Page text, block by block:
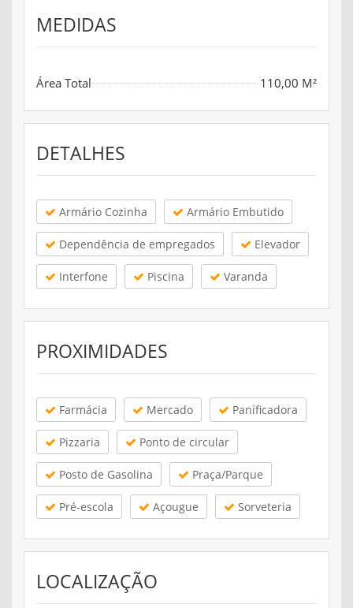
MEDIDAS
Área Total 110,00 M²
DETALHES
Armário Cozinha Armário Embutido
Dependência de empregados Elevador
Interfone Piscina Varanda
PROXIMIDADES
Farmácia Mercado Panificadora
Pizzaria Ponto de circular
Posto de Gasolina Praça/Parque
Pré-escola Açougue Sorveteria
LOCALIZAÇÃO